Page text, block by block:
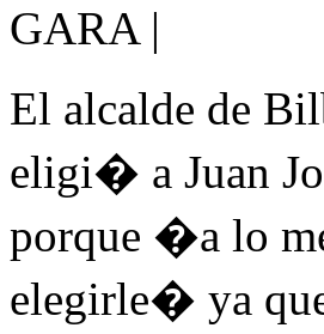
GARA |
El alcalde de
eligi� a Juan
porque �a lo
elegirle� ya